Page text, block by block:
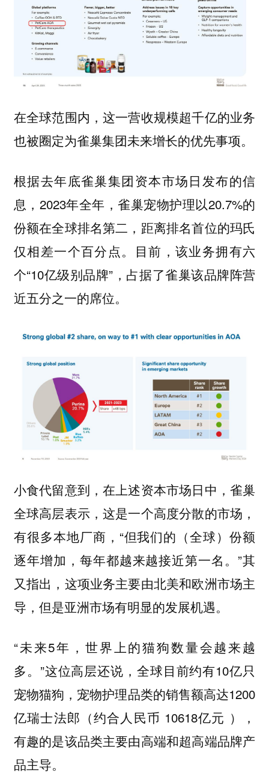
在全球范围内，这一营收规模超千亿的业务
也被圈定为雀巢集团未来增长的优先事项。
根据去年底雀巢集团资本市场日发布的信
息，2023年全年，雀巢宠物护理以20.7%的
份额在全球排名第二，距离排名首位的玛氏
仅相差一个百分点。目前，该业务拥有六
个“10亿级别品牌”，占据了雀巢该品牌阵营
近五分之一的席位。
小食代留意到，在上述资本市场日中，雀巢
全球高层表示，这是一个高度分散的市场，
有很多本地厂商，“但我们的（全球）份额
逐年增加，每年都越来越接近第一名。 ”其
又指出，这项业务主要由北美和欧洲市场主
导，但是亚洲市场有明显的发展机遇。
“未来5年，世界上的猫狗数量会越来越
多。”这位高层还说，全球目前约有10亿只
宠物猫狗，宠物护理品类的销售额高达1200
亿瑞士法郎（约合人民币 10618亿元 ），
有趣的是该品类主要由高端和超高端品牌产
品主导。